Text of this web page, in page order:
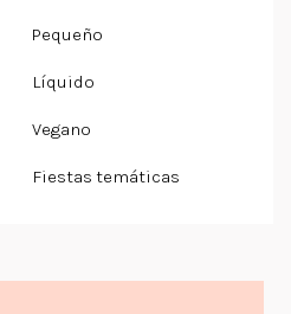
Pequeño
Líquido
Vegano
Fiestas temáticas